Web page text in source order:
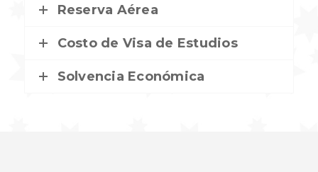
Reserva Aérea
Costo de Visa de Estudios
Solvencia Económica